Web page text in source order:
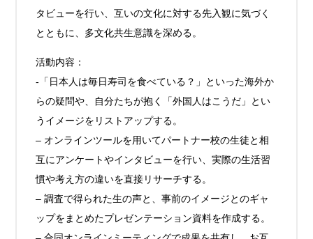
タビューを行い、互いの文化に対する先入観に気づく
とともに、多文化共生意識を深める。
活動内容：
-「日本人は毎日寿司を食べている？」といった海外か
らの疑問や、自分たちが抱く「外国人はこうだ」とい
うイメージをリストアップする。
– オンラインツールを用いてパートナー校の生徒と相
互にアンケートやインタビューを行い、実際の生活習
慣や考え方の違いを直接リサーチする。
– 調査で得られた生の声と、事前のイメージとのギャ
ップをまとめたプレゼンテーション資料を作成する。